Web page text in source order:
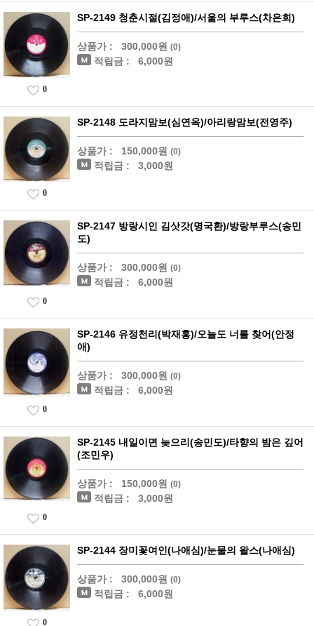
SP-2149 청춘시절(김정애)/서울의 부루스(차은희)
상품가 : 300,000원 (0)
적립금 : 6,000원
0
SP-2148 도라지맘보(심연옥)/아리랑맘보(전영주)
상품가 : 150,000원 (0)
적립금 : 3,000원
0
SP-2147 방랑시인 김삿갓(명국환)/방랑부루스(송민
도)
상품가 : 300,000원 (0)
적립금 : 6,000원
0
SP-2146 유정천리(박재홍)/오늘도 너를 찾어(안정
애)
상품가 : 300,000원 (0)
적립금 : 6,000원
0
SP-2145 내일이면 늦으리(송민도)/타향의 밤은 깊어
(조민우)
상품가 : 150,000원 (0)
적립금 : 3,000원
0
SP-2144 장미꽃여인(나애심)/눈물의 왈스(나애심)
상품가 : 300,000원 (0)
적립금 : 6,000원
0